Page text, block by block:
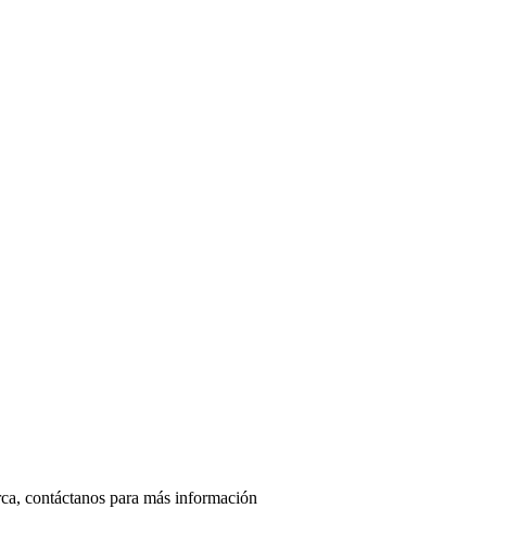
contáctanos para más información